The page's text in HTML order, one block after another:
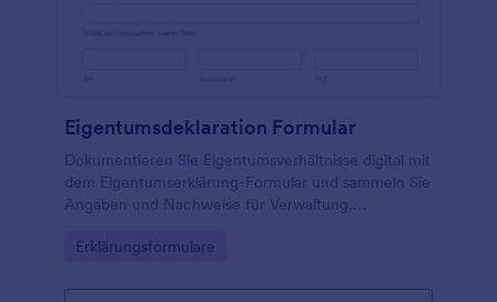
Eigentumsdeklaration Formular
Dokumentieren Sie Eigentumsverhältnisse digital mit
dem Eigentumserklärung-Formular und sammeln Sie
Angaben und Nachweise für Verwaltung,
Unternehmensabläufe als Online-Formular in
Go to Category:
Erklärungsformulare